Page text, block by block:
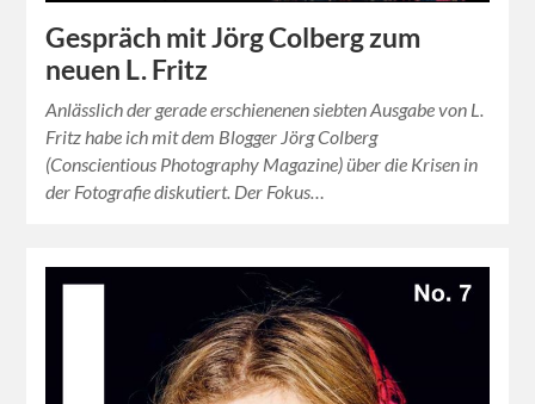
Gespräch mit Jörg Colberg zum
neuen L. Fritz
Anlässlich der gerade erschienenen siebten Ausgabe von L.
Fritz habe ich mit dem Blogger Jörg Colberg
(Conscientious Photography Magazine) über die Krisen in
der Fotografie diskutiert. Der Fokus…